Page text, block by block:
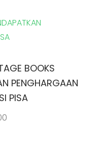
BOOKS
PENGHARGAAN
PISA